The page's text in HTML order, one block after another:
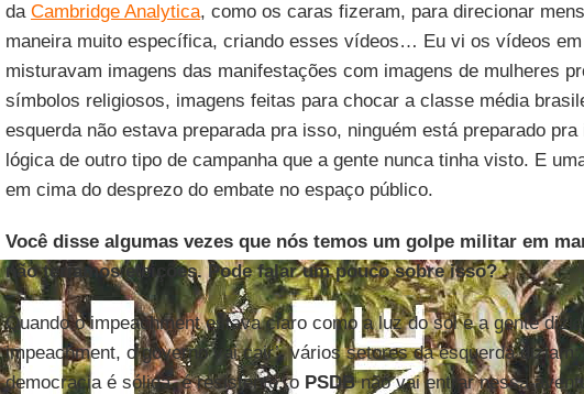
da Cambridge Analytica, como os caras fizeram, para direcionar
maneira muito específica, criando esses vídeos… Eu vi os vídeos em
misturavam imagens das manifestações com imagens de mulheres
símbolos religiosos, imagens feitas para chocar a classe média
esquerda não estava preparada pra isso, ninguém está preparado
lógica de outro tipo de campanha que a gente nunca tinha visto. E
em cima do desprezo do embate no espaço público.
Você disse algumas vezes que nós temos um golpe militar em
não teríamos eleições. Pode falar um pouco sobre isso?
Quando o impeachment estava claro como a luz do sol e a gente
impeachment, o governo vai cair’, vários setores da esquerda diziam:
democracia é sólida, é resistente, o PSDBnão vai entrar nessa